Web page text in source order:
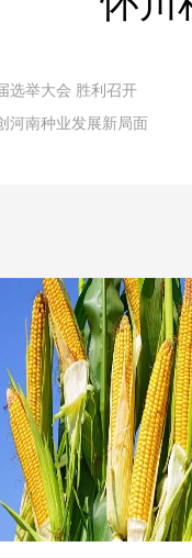
选举大会 胜利召开
南种业发展新局面